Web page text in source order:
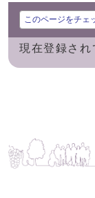
このページをチェ
現在登録され